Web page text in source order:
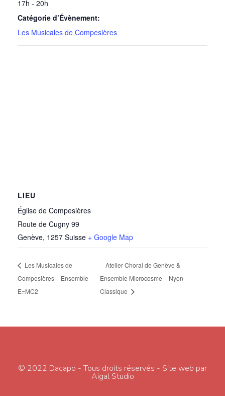
17h - 20h
Catégorie d’Évènement:
Les Musicales de Compesières
LIEU
Église de Compesières
Route de Cugny 99
Genève, 1257 Suisse + Google Map
Les Musicales de
Compesières – Ensemble
E=MC2
Atelier Choral de Genève &
Ensemble Microcosme – Nyon
Classique
© 2022 Dacapo - Tous droits réservés - Site web par
Aigal Studio